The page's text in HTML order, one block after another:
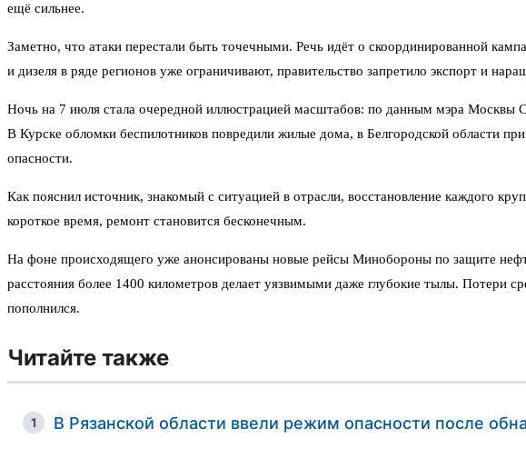
ещё сильнее.
Заметно, что атаки перестали быть точечными. Речь идёт о скоординированной
и дизеля в ряде регионов уже ограничивают, правительство запретило экспорт и
Ночь на 7 июля стала очередной иллюстрацией масштабов: по данным мэра Москвы
В Курске обломки беспилотников повредили жилые дома, в Белгородской области
опасности.
Как пояснил источник, знакомый с ситуацией в отрасли, восстановление каждого
короткое время, ремонт становится бесконечным.
На фоне происходящего уже анонсированы новые рейсы Минобороны по защите
расстояния более 1400 километров делает уязвимыми даже глубокие тылы. Потери
пополнился.
Читайте также
1 В Рязанской области ввели режим опасности после